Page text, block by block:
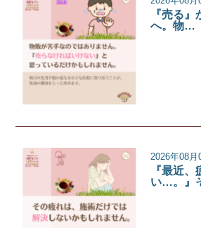
『売る』
へ。物…
2026年08月
『最近
い…。』